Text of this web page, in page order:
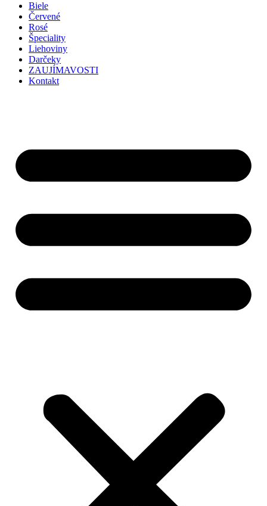
Biele
Červené
Rosé
Špeciality
Liehoviny
Darčeky
ZAUJÍMAVOSTI
Kontakt